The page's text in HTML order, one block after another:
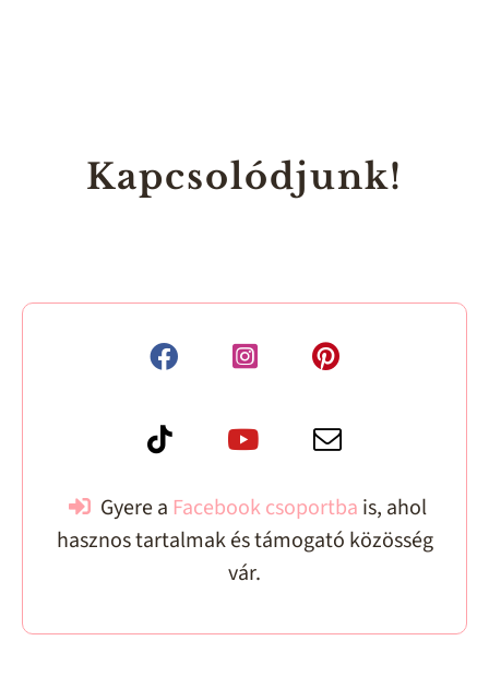
Kapcsolódjunk!
Gyere a Facebook csoportba is, ahol
hasznos tartalmak és támogató közösség
vár.